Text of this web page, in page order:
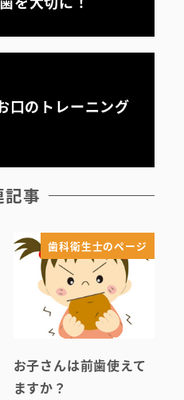
口のトレーニング
記事
歯科衛生士のページ
お子さんは前歯使えて
ますか？